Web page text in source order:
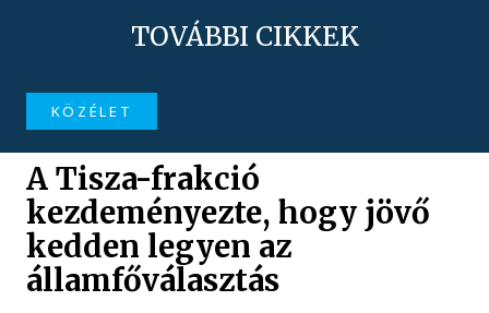
TOVÁBBI CIKKEK
KÖZÉLET
A Tisza-frakció
kezdeményezte, hogy jövő
kedden legyen az
államfőválasztás